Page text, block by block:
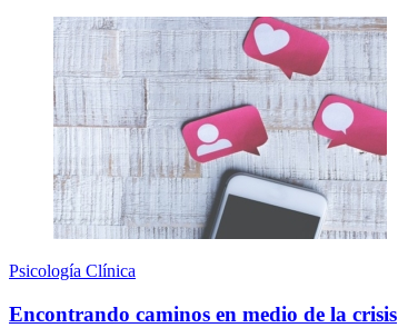
Psicología Clínica
Encontrando caminos en medio de la crisis